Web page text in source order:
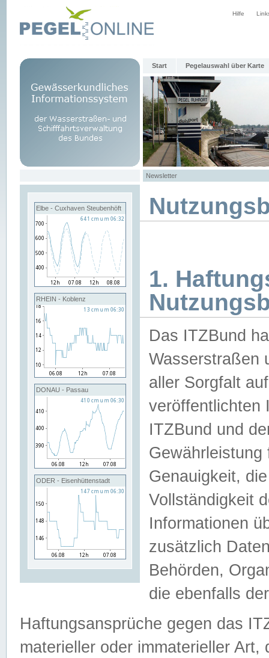
Hilfe
Start Pegelauswahl über Karte
Newsletter
Elbe - Cuxhaven Steubenhöft
RHEIN - Koblenz
DONAU - Passau
ODER - Eisenhüttenstadt
1.
Das ITZBund
Wasserstraßen
aller Sorgfalt
veröffentlichten
ITZBund und
Genauigkeit,
Vollständigkeit
Informationen
zusätzlich
Behörden,
die ebenfalls
Haftungsansprüche gegen das
materieller oder immaterieller